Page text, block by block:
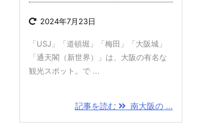
2024年7月23日
「USJ」「道頓堀」「梅田」「大阪城」
「通天閣（新世界）」は、大阪の有名な
観光スポット。で ...
記事を読む 南大阪の ...